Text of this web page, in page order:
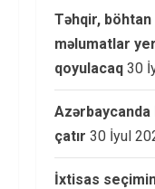
Təhqir,
məlumatlar
qoyulacaq 30
Azərbaycanda
çatır 30 İyul
İxtisas